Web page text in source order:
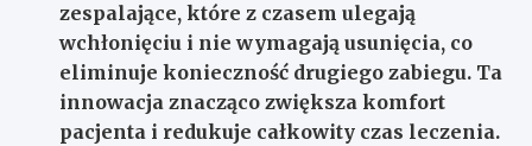
zespalające, które z czasem ulegają
wchłonięciu i nie wymagają usunięcia, co
eliminuje konieczność drugiego zabiegu. Ta
innowacja znacząco zwiększa komfort
pacjenta i redukuje całkowity czas leczenia.